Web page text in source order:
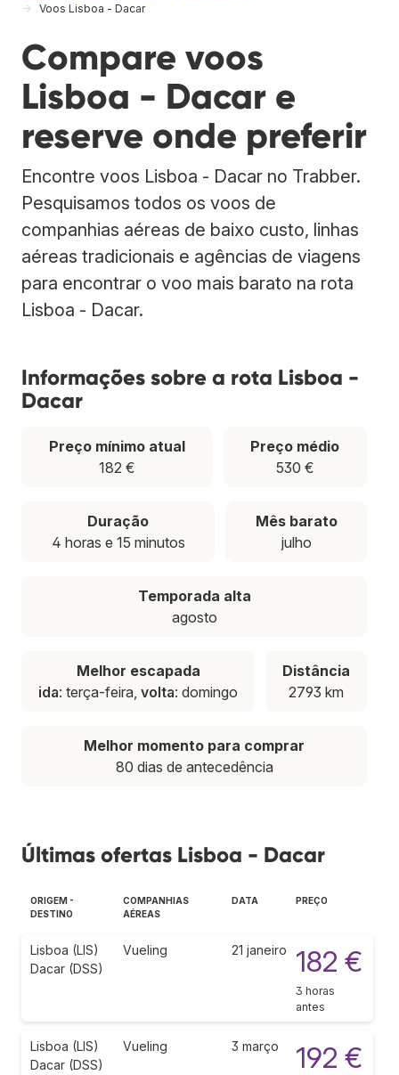
Voos Lisboa - Dacar
Compare voos
Lisboa - Dacar e
reserve onde preferir
Encontre voos Lisboa - Dacar no Trabber.
Pesquisamos todos os voos de
companhias aéreas de baixo custo, linhas
aéreas tradicionais e agências de viagens
para encontrar o voo mais barato na rota
Lisboa - Dacar.
Informações sobre a rota Lisboa -
Dacar
Preço mínimo atual
182 €
Preço médio
530 €
Duração
4 horas e 15 minutos
Mês barato
julho
Temporada alta
agosto
Melhor escapada
ida: terça-feira, volta: domingo
Distância
2793 km
Melhor momento para comprar
80 dias de antecedência
Últimas ofertas Lisboa - Dacar
ORIGEM -
DESTINO
COMPANHIAS
AÉREAS
DATA PREÇO
Lisboa (LIS)
Dacar (DSS)
Vueling 21 janeiro 182 €
3 horas
antes
Lisboa (LIS)
Dacar (DSS)
Vueling 3 março 192 €